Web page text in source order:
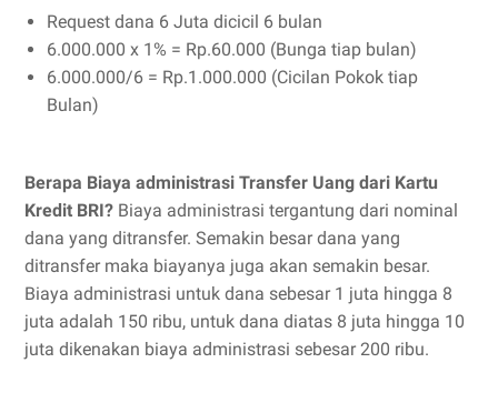
Request dana 6 Juta dicicil 6 bulan
6.000.000 x 1% = Rp.60.000 (Bunga tiap bulan)
6.000.000/6 = Rp.1.000.000 (Cicilan Pokok tiap
Bulan)
Berapa Biaya administrasi Transfer Uang dari Kartu
Kredit BRI? Biaya administrasi tergantung dari nominal
dana yang ditransfer. Semakin besar dana yang
ditransfer maka biayanya juga akan semakin besar.
Biaya administrasi untuk dana sebesar 1 juta hingga 8
juta adalah 150 ribu, untuk dana diatas 8 juta hingga 10
juta dikenakan biaya administrasi sebesar 200 ribu.